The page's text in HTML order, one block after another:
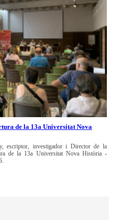
de la 13a Universitat Nova
escriptor, investigador i Director de la
de la 13a Universitat Nova Història -